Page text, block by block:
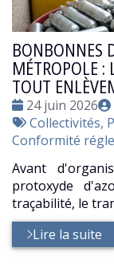
BONBONNES
MÉTROPOLE :
TOUT
Date
:
24 juin 2026
Tags
:
Collectivités,
Conformité
Avant
protoxyde
traçabilité, le
Lire la suite